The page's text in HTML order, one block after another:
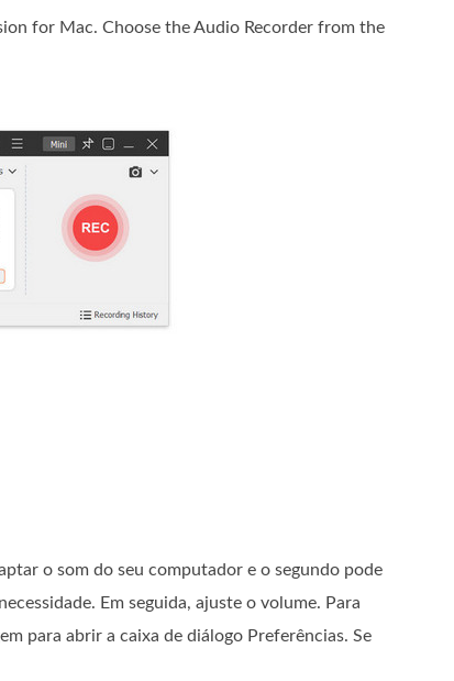
for Mac. Choose the Audio Recorder from the
o som do seu computador e o segundo pode
Em seguida, ajuste o volume. Para
para abrir a caixa de diálogo Preferências. Se